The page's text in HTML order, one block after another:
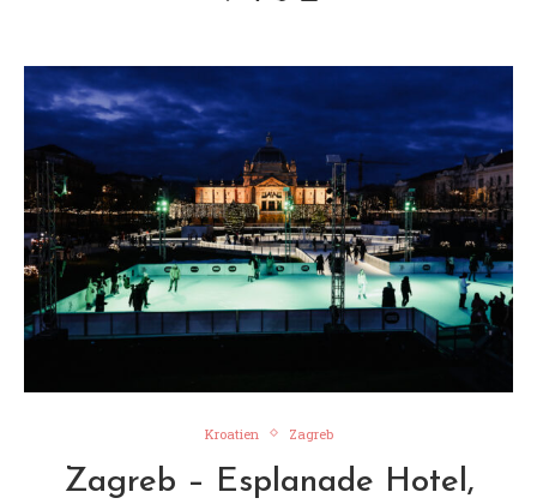
Kroatien Zagreb
Zagreb – Esplanade Hotel,